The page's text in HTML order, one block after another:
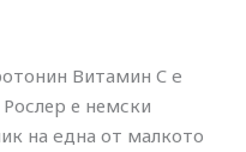
Витамин C e
е немски
на eдна от малкото